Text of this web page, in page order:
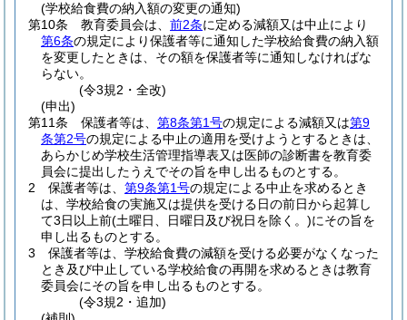
(学校給食費の納入額の変更の通知)
第10条
教育委員会は、 前2条に定める減額又は中止により
第6条の規定により保護者等に通知した学校給食費の納入額
を変更したときは、その額を保護者等に通知しなければな
らない。
(令3規2・全改)
(申出)
第11条
保護者等は、 第8条第1号の規定による減額又は第9
条第2号の規定による中止の適用を受けようとするときは、
あらかじめ学校生活管理指導表又は医師の診断書を教育委
員会に提出したうえでその旨を申し出るものとする。
2
保護者等は、 第9条第1号の規定による中止を求めるとき
は、学校給食の実施又は提供を受ける日の前日から起算し
て3日以上前(土曜日、日曜日及び祝日を除く。)にその旨を
申し出るものとする。
3
保護者等は、学校給食費の減額を受ける必要がなくなった
とき及び中止している学校給食の再開を求めるときは教育
委員会にその旨を申し出るものとする。
(令3規2・追加)